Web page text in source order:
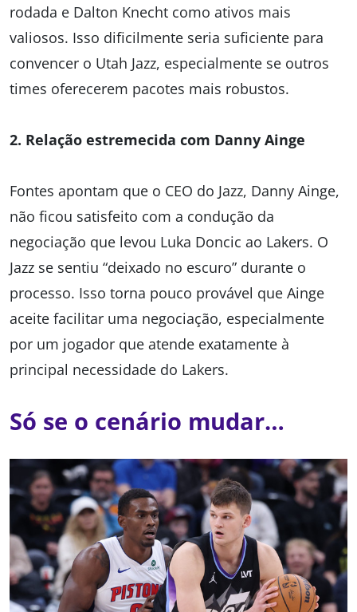
rodada e Dalton Knecht como ativos mais
valiosos. Isso dificilmente seria suficiente para
convencer o Utah Jazz, especialmente se outros
times oferecerem pacotes mais robustos.
2. Relação estremecida com Danny Ainge
Fontes apontam que o CEO do Jazz, Danny Ainge,
não ficou satisfeito com a condução da
negociação que levou Luka Doncic ao Lakers. O
Jazz se sentiu “deixado no escuro” durante o
processo. Isso torna pouco provável que Ainge
aceite facilitar uma negociação, especialmente
por um jogador que atende exatamente à
principal necessidade do Lakers.
Só se o cenário mudar…